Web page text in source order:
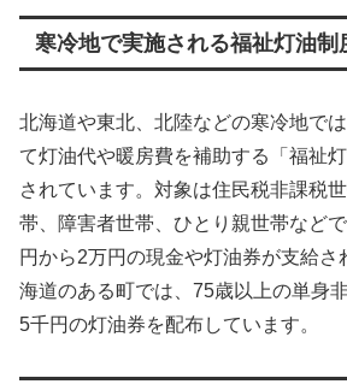
寒冷地で実施される福祉灯油制
北海道や東北、北陸などの寒冷地で
て灯油代や暖房費を補助する「福祉
されています。対象は住民税非課税
帯、障害者世帯、ひとり親世帯など
円から2万円の現金や灯油券が支給さ
海道のある町では、75歳以上の単身
5千円の灯油券を配布しています。